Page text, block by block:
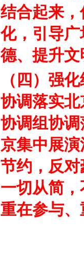
结合起来
化，引导
德、提升
（四）强
协调落实
协调组协
京集中展
节约，反
一切从简
重在参与